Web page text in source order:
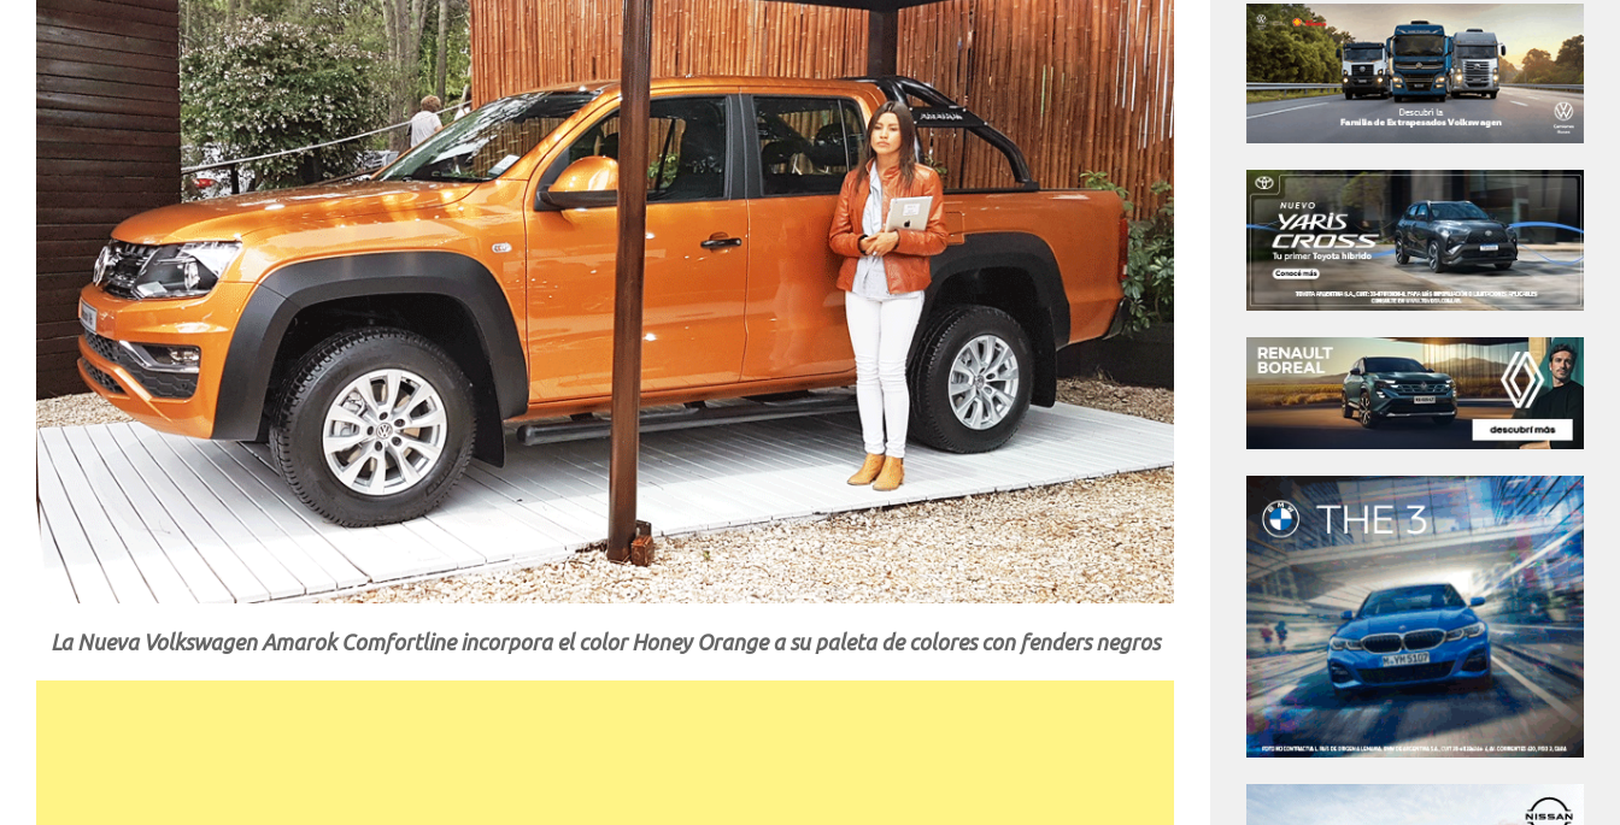
La Nueva Volkswagen Amarok Comfortline incorpora el color Honey Orange a su paleta de colores con fenders negros